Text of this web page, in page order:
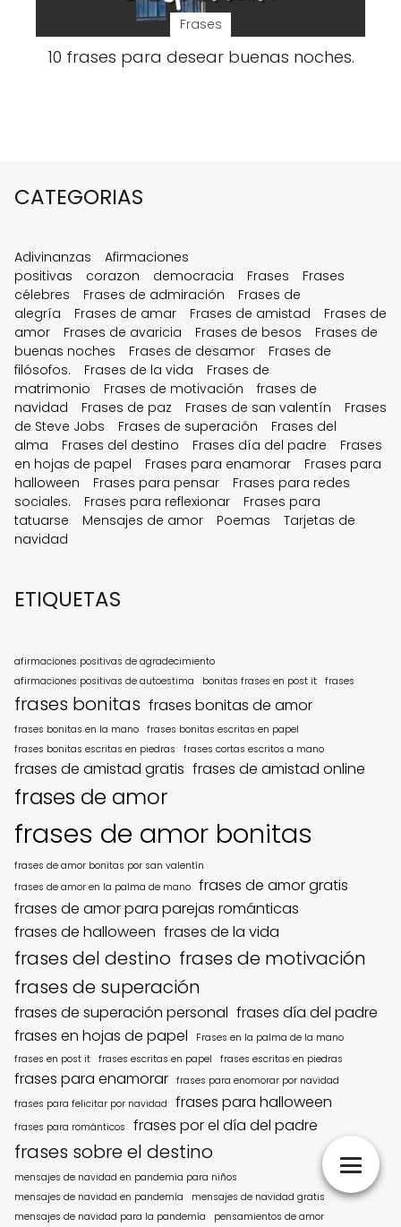
Frases
10 frases para desear buenas noches.
CATEGORIAS
Adivinanzas
Afirmaciones
positivas
corazon democracia Frases
Frases
célebres
Frases de admiración
Frases de
alegría
Frases de amar Frases de amistad
Frases de
amor
Frases de avaricia Frases de besos
Frases de
buenas noches
Frases de desamor
Frases de
filósofos.
Frases de la vida
Frases de
matrimonio
Frases de motivación
frases de
navidad
Frases de paz Frases de san valentín
Frases
de Steve Jobs
Frases de superación
Frases del
alma
Frases del destino Frases día del padre
Frases
en hojas de papel
Frases para enamorar
Frases para
halloween
Frases para pensar
Frases para redes
sociales.
Frases para reflexionar
Frases para
tatuarse
Mensajes de amor Poemas
Tarjetas de
navidad
ETIQUETAS
afirmaciones positivas de agradecimiento
afirmaciones positivas de autoestima
bonitas frases en post it frases
frases bonitas frases bonitas de amor
frases bonitas en la mano frases bonitas escritas en papel
frases bonitas escritas en piedras
frases cortas escritos a mano
frases de amistad gratis frases de amistad online
frases de amor
frases de amor bonitas
frases de amor bonitas por san valentín
frases de amor en la palma de mano frases de amor gratis
frases de amor para parejas románticas
frases de halloween frases de la vida
frases del destino frases de motivación
frases de superación
frases de superación personal frases día del padre
frases en hojas de papel
Frases en la palma de la mano
frases en post it frases escritas en papel frases escritas en piedras
frases para enamorar frases para enomorar por navidad
frases para felicitar por navidad
frases para halloween
frases para románticos frases por el día del padre
frases sobre el destino
mensajes de navidad en pandemia para niños
mensajes de navidad en pandemía
mensajes de navidad gratis
mensajes de navidad para la pandemía
pensamientos de amor